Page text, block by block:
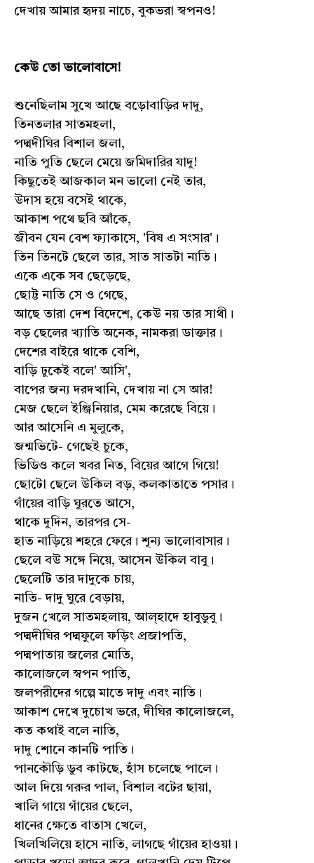
দেখায় আমার হৃদয় নাচে, বুকভরা স্বপনও!
কেউ তো ভালোবাসে!
শুনেছিলাম সুখে আছে বড়োবাড়ির দাদু,
তিনতলার সাতমহলা,
পদ্মদীঘির বিশাল জলা,
নাতি পুতি ছেলে মেয়ে জমিদারির যাদু!
কিছুতেই আজকাল মন ভালো নেই তার,
উদাস হয়ে বসেই থাকে,
আকাশ পথে ছবি আঁকে,
জীবন যেন বেশ ফ্যাকাসে, 'বিষ এ সংসার'।
তিন তিনটে ছেলে তার, সাত সাতটা নাতি।
একে একে সব ছেড়েছে,
ছোট্ট নাতি সে ও গেছে,
আছে তারা দেশ বিদেশে, কেউ নয় তার সাথী।
বড় ছেলের খ্যাতি অনেক, নামকরা ডাক্তার।
দেশের বাইরে থাকে বেশি,
বাড়ি ঢুকেই বলে' আসি',
বাপের জন্য দরদখানি, দেখায় না সে আর!
মেজ ছেলে ইঞ্জিনিয়ার, মেম করেছে বিয়ে।
আর আসেনি এ মুলুকে,
জন্মভিটে- গেছেই চুকে,
ভিডিও কলে খবর নিত, বিয়ের আগে গিয়ে!
ছোটো ছেলে উকিল বড়, কলকাতাতে পসার।
গাঁয়ের বাড়ি ঘুরতে আসে,
থাকে দুদিন, তারপর সে-
হাত নাড়িয়ে শহরে ফেরে। শূন্য ভালোবাসার।
ছেলে বউ সঙ্গে নিয়ে, আসেন উকিল বাবু।
ছেলেটি তার দাদুকে চায়,
নাতি- দাদু ঘুরে বেড়ায়,
দুজন খেলে সাতমহলায়, আল্হাদে হাবুডুবু।
পদ্মদীঘির পদ্মফুলে ফড়িং প্রজাপতি,
পদ্মপাতায় জলের মোতি,
কালোজলে স্বপন পাতি,
জলপরীদের গল্পে মাতে দাদু এবং নাতি।
আকাশ দেখে দুচোখ ভরে, দীঘির কালোজলে,
কত কথাই বলে নাতি,
দাদু শোনে কানটি পাতি।
পানকৌড়ি ডুব কাটছে, হাঁস চলেছে পালে।
আল দিয়ে গরুর পাল, বিশাল বটের ছায়া,
খালি গায়ে গাঁয়ের ছেলে,
ধানের ক্ষেতে বাতাস খেলে,
খিলখিলিয়ে হাসে নাতি, লাগছে গাঁয়ের হাওয়া।